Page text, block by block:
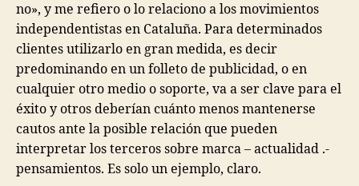
no», y me refiero o lo relaciono a los movimientos
independentistas en Cataluña. Para determinados
clientes utilizarlo en gran medida, es decir
predominando en un folleto de publicidad, o en
cualquier otro medio o soporte, va a ser clave para el
éxito y otros deberían cuánto menos mantenerse
cautos ante la posible relación que pueden
interpretar los terceros sobre marca – actualidad .-
pensamientos. Es solo un ejemplo, claro.